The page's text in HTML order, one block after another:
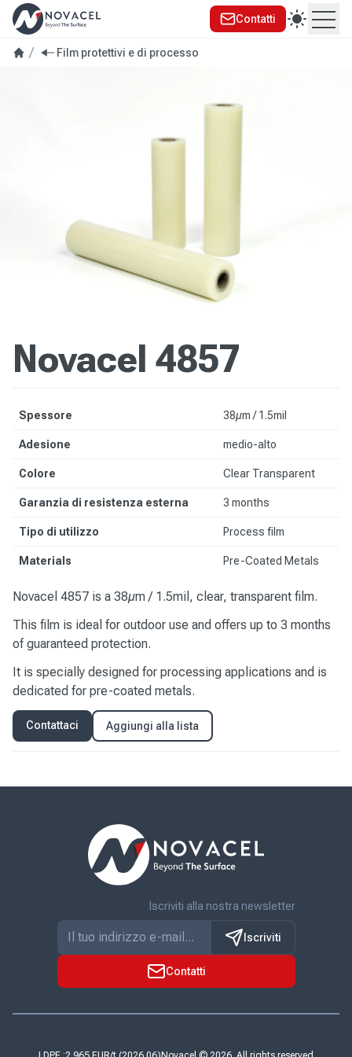
Contatti
Film protettivi e di processo
Novacel 4857
Spessore 38µm / 1.5mil
Adesione medio-alto
Colore Clear Transparent
Garanzia di resistenza esterna 3 months
Tipo di utilizzo Process film
Materials Pre-Coated Metals
Novacel 4857 is a 38µm / 1.5mil, clear, transparent film.
This film is ideal for outdoor use and offers up to 3 months
of guaranteed protection.
It is specially designed for processing applications and is
dedicated for pre-coated metals.
Contattaci Aggiungi alla lista
Contatti
Iscriviti alla nostra newsletter
Iscriviti